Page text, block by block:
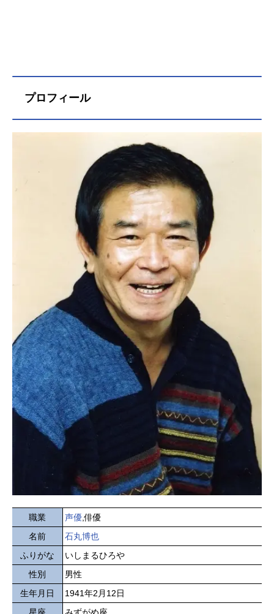
プロフィール
職業 声優,俳優
名前
石丸博也
ふりがな
いしまるひろや
性別
男性
生年月日
1941年2月12日